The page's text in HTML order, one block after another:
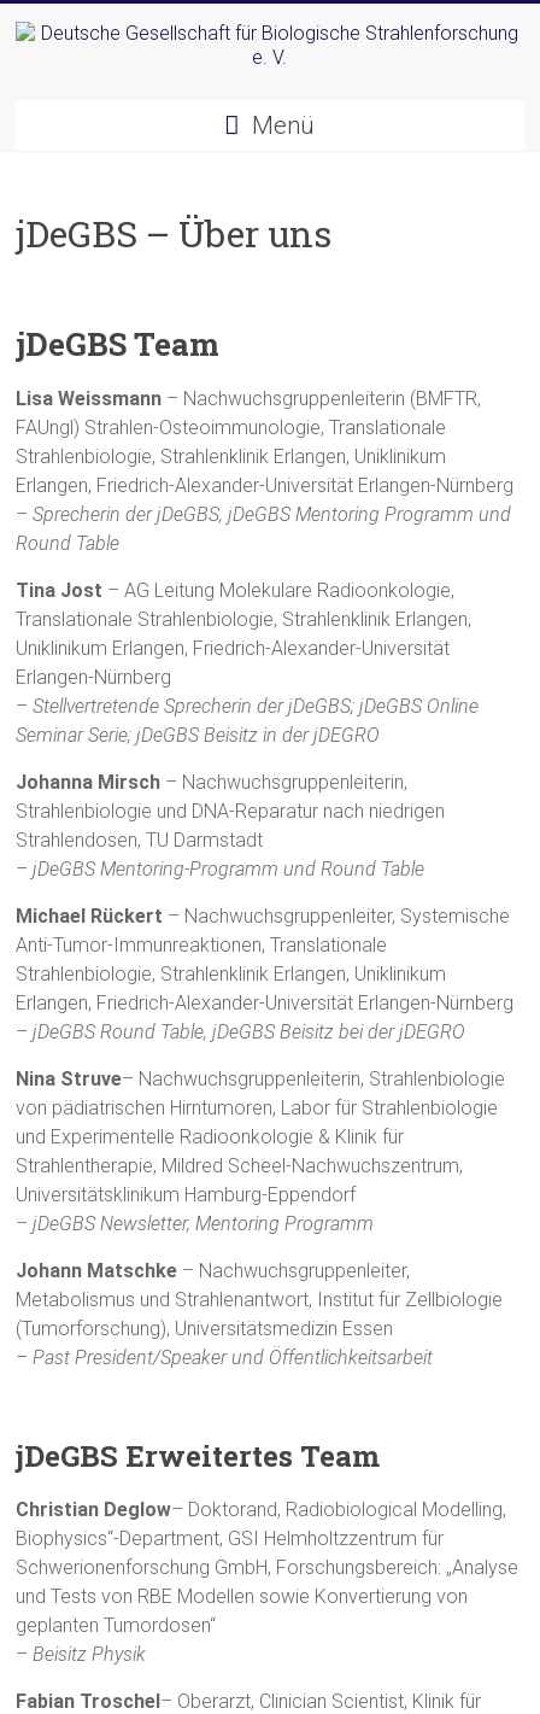
Inhalt
Gesellschaft
Biologische
e.
V.
Menü
jDeGBS – Über uns
jDeGBS Team
Lisa Weissmann – Nachwuchsgruppenleiterin (BMFTR,
FAUngl) Strahlen-Osteoimmunologie, Translationale
Strahlenbiologie, Strahlenklinik Erlangen, Uniklinikum
Erlangen, Friedrich-Alexander-Universität Erlangen-Nürnberg
– Sprecherin derjDeGBS,jDeGBS Mentoring Programm und
Round Table
Tina Jost – AG Leitung Molekulare Radioonkologie,
Translationale Strahlenbiologie, Strahlenklinik Erlangen,
Uniklinikum Erlangen, Friedrich-Alexander-Universität
Erlangen-Nürnberg
– Stellvertretende Sprecherin derjDeGBS;jDeGBS Online
Seminar Serie;jDeGBS Beisitz in derjDEGRO
Johanna Mirsch – Nachwuchsgruppenleiterin,
Strahlenbiologie und DNA-Reparatur nach niedrigen
Strahlendosen, TU Darmstadt
–jDeGBS Mentoring-Programm und Round Table
Michael Rückert – Nachwuchsgruppenleiter, Systemische
Anti-Tumor-Immunreaktionen, Translationale
Strahlenbiologie, Strahlenklinik Erlangen, Uniklinikum
Erlangen, Friedrich-Alexander-Universität Erlangen-Nürnberg
–jDeGBS Round Table,jDeGBS Beisitz bei derjDEGRO
Nina Struve– Nachwuchsgruppenleiterin, Strahlenbiologie
von pädiatrischen Hirntumoren, Labor für Strahlenbiologie
und Experimentelle Radioonkologie & Klinik für
Strahlentherapie, Mildred Scheel-Nachwuchszentrum,
Universitätsklinikum Hamburg-Eppendorf
–jDeGBS Newsletter, Mentoring Programm
Johann Matschke – Nachwuchsgruppenleiter,
Metabolismus und Strahlenantwort, Institut für Zellbiologie
(Tumorforschung), Universitätsmedizin Essen
–Past President/Speaker und Öffentlichkeitsarbeit
jDeGBS Erweitertes Team
Christian Deglow– Doktorand, Radiobiological Modelling,
Biophysics“-Department, GSI Helmholtzzentrum für
Schwerionenforschung GmbH, Forschungsbereich: „Analyse
und Tests von RBE Modellen sowie Konvertierung von
geplanten Tumordosen“
–Beisitz Physik
Fabian Troschel– Oberarzt, Clinician Scientist, Klinik für